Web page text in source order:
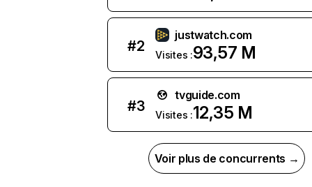
#2
justwatch.com
Visites :93,57 M
#3
tvguide.com
Visites :12,35 M
Voir plus de concurrents →